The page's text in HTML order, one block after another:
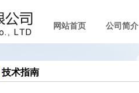
网站首页 公司简介
技术指南